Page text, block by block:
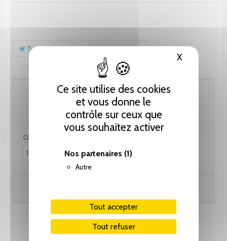
Ce site utilise des cookies
et vous donne le
contrôle sur ceux que
vous souhaitez activer
Nos partenaires (1)
Autre
Tout accepter
Tout refuser
XMasquer
Tweet Partager Pinterest
87.20 CHF
Quantité :